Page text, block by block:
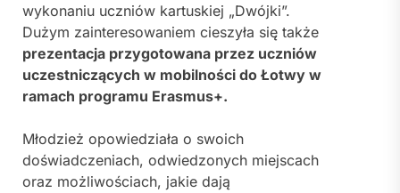
wykonaniu uczniów kartuskiej „Dwójki”.
Dużym zainteresowaniem cieszyła się także
prezentacja przygotowana przez uczniów
uczestniczących w mobilności do Łotwy w
ramach programu Erasmus+.
Młodzież opowiedziała o swoich
doświadczeniach, odwiedzonych miejscach
oraz możliwościach, jakie dają